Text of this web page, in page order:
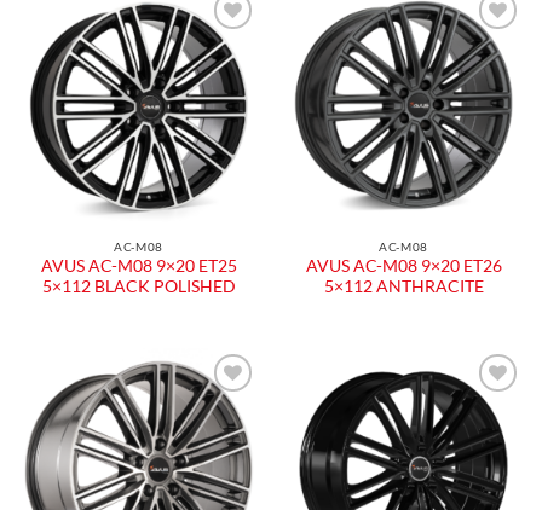
AC-M08
AVUS AC-M08 9×20 ET25
5×112 BLACK POLISHED
AC-M08
AVUS AC-M08 9×20 ET26
5×112 ANTHRACITE